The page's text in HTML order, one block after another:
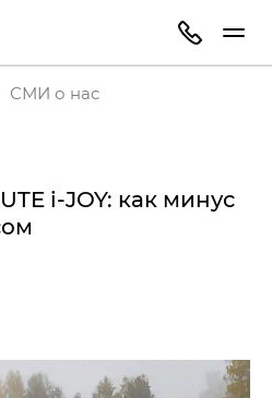
СМИ о нас
i‑JOY: как минус